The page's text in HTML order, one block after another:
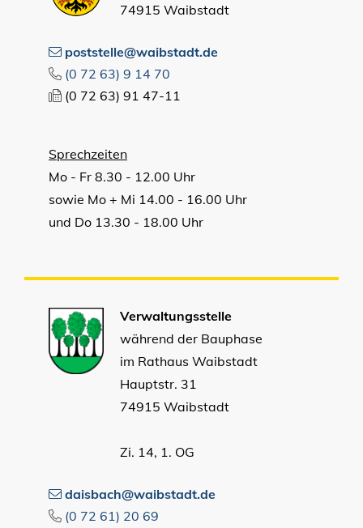
74915 Waibstadt
poststelle@waibstadt.de
(0 72 63) 9 14 70
(0 72 63) 91 47-11
Sprechzeiten
Mo - Fr 8.30 - 12.00 Uhr
sowie Mo + Mi 14.00 - 16.00 Uhr
und Do 13.30 - 18.00 Uhr
Verwaltungsstelle
während der Bauphase
im Rathaus Waibstadt
Hauptstr. 31
74915 Waibstadt
Zi. 14, 1. OG
daisbach@waibstadt.de
(0 72 61) 20 69